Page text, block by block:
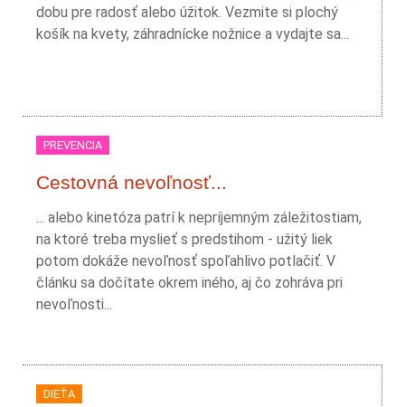
dobu pre radosť alebo úžitok. Vezmite si plochý
košík na kvety, záhradnícke nožnice a vydajte sa...
PREVENCIA
Cestovná nevoľnosť...
... alebo kinetóza patrí k nepríjemným záležitostiam,
na ktoré treba myslieť s predstihom - užitý liek
potom dokáže nevoľnosť spoľahlivo potlačiť. V
článku sa dočítate okrem iného, aj čo zohráva pri
nevoľnosti...
DIEŤA